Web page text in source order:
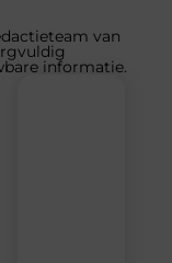
van
informatie.